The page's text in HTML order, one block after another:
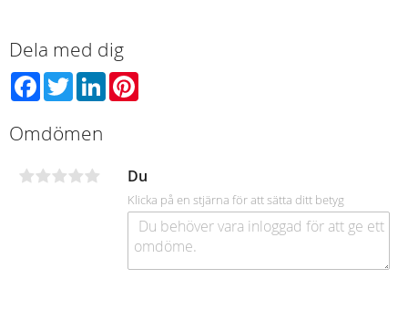
Dela med dig
Facebook
TwitterLinkedIn
Omdömen
Du
Klicka på en stjärna för att sätta ditt betyg